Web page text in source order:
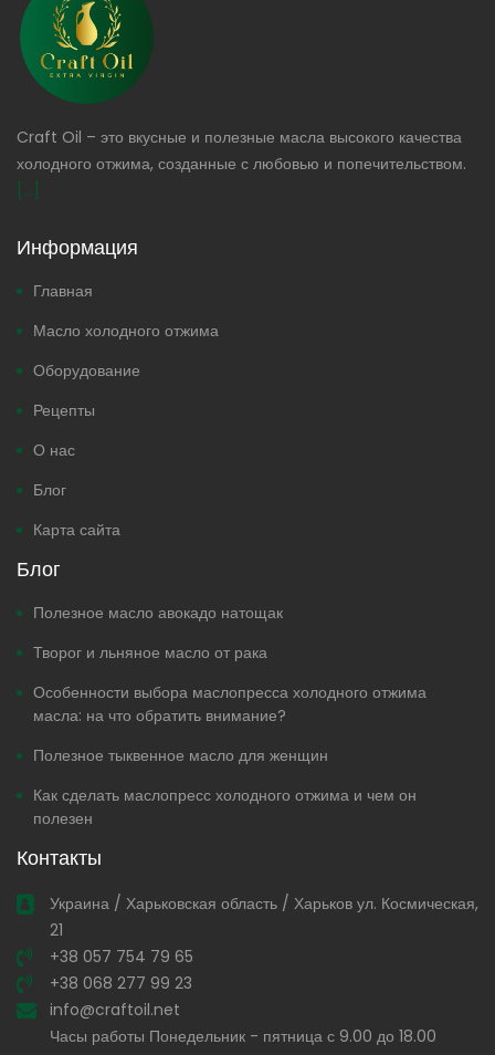
Craft Oil – это вкусные и полезные масла высокого качества
холодного отжима, созданные с любовью и попечительством.
[...]
Информация
Главная
Масло холодного отжима
Оборудование
Рецепты
О нас
Блог
Карта сайта
Блог
Полезное масло авокадо натощак
Творог и льняное масло от рака
Особенности выбора маслопресса холодного отжима
масла: на что обратить внимание?
Полезное тыквенное масло для женщин
Как сделать маслопресс холодного отжима и чем он
полезен
Контакты
Украина / Харьковская область / Харьков ул. Космическая,
21
+38 057 754 79 65
+38 068 277 99 23
info@craftoil.net
Часы работы Понедельник - пятница с 9.00 до 18.00